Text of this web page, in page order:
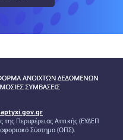
της Περιφέρειας Αττικής (ΕΥΔΕΠ
Σύστημα (ΟΠΣ).